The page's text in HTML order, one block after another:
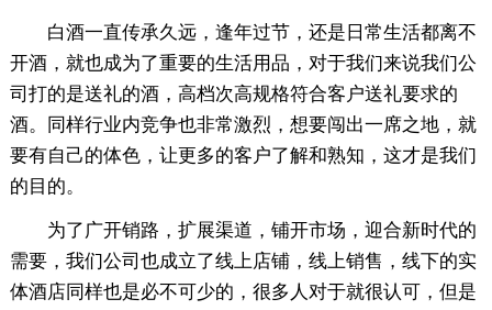
白酒一直传承久远，逢年过节，还是日常生活都离不
开酒，就也成为了重要的生活用品，对于我们来说我们公
司打的是送礼的酒，高档次高规格符合客户送礼要求的
酒。同样行业内竞争也非常激烈，想要闯出一席之地，就
要有自己的体色，让更多的客户了解和熟知，这才是我们
的目的。
为了广开销路，扩展渠道，铺开市场，迎合新时代的
需要，我们公司也成立了线上店铺，线上销售，线下的实
体酒店同样也是必不可少的，很多人对于就很认可，但是